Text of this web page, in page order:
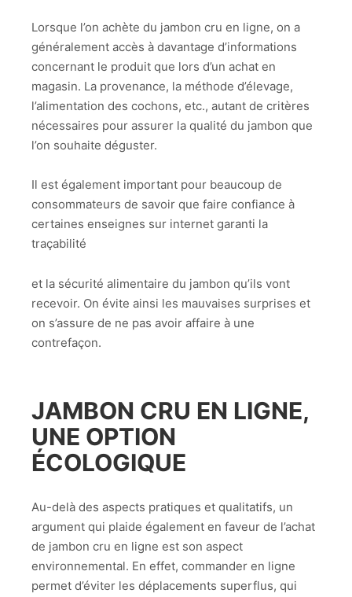
Lorsque l’on achète du jambon cru en ligne, on a
généralement accès à davantage d’informations
concernant le produit que lors d’un achat en
magasin. La provenance, la méthode d’élevage,
l’alimentation des cochons, etc., autant de critères
nécessaires pour assurer la qualité du jambon que
l’on souhaite déguster.
Il est également important pour beaucoup de
consommateurs de savoir que faire confiance à
certaines enseignes sur internet garanti la
traçabilité
et la sécurité alimentaire du jambon qu’ils vont
recevoir. On évite ainsi les mauvaises surprises et
on s’assure de ne pas avoir affaire à une
contrefaçon.
JAMBON CRU EN LIGNE,
UNE OPTION
ÉCOLOGIQUE
Au-delà des aspects pratiques et qualitatifs, un
argument qui plaide également en faveur de l’achat
de jambon cru en ligne est son aspect
environnemental. En effet, commander en ligne
permet d’éviter les déplacements superflus, qui